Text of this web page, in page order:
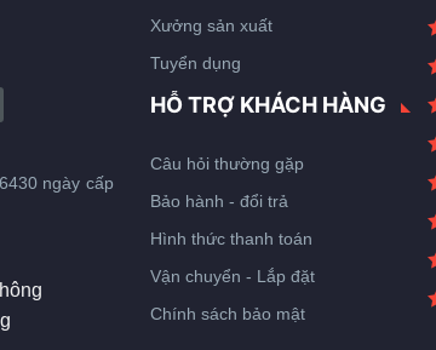
ngày cấp
Xưởng sản xuất
Tuyển dụng
HỖ TRỢ KHÁCH HÀNG
Câu hỏi thường gặp
Bảo hành - đổi trả
Hình thức thanh toán
Vận chuyển - Lắp đặt
Chính sách bảo mật